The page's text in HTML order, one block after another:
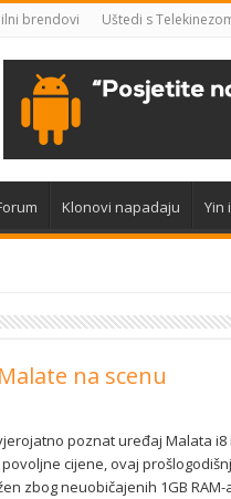
brendovi Uštedi s
Klonovi napadaju Yin
na scenu
poznat uređaj Malata i8
cijene, ovaj
zbog neuobičajenih 1GB RAM-